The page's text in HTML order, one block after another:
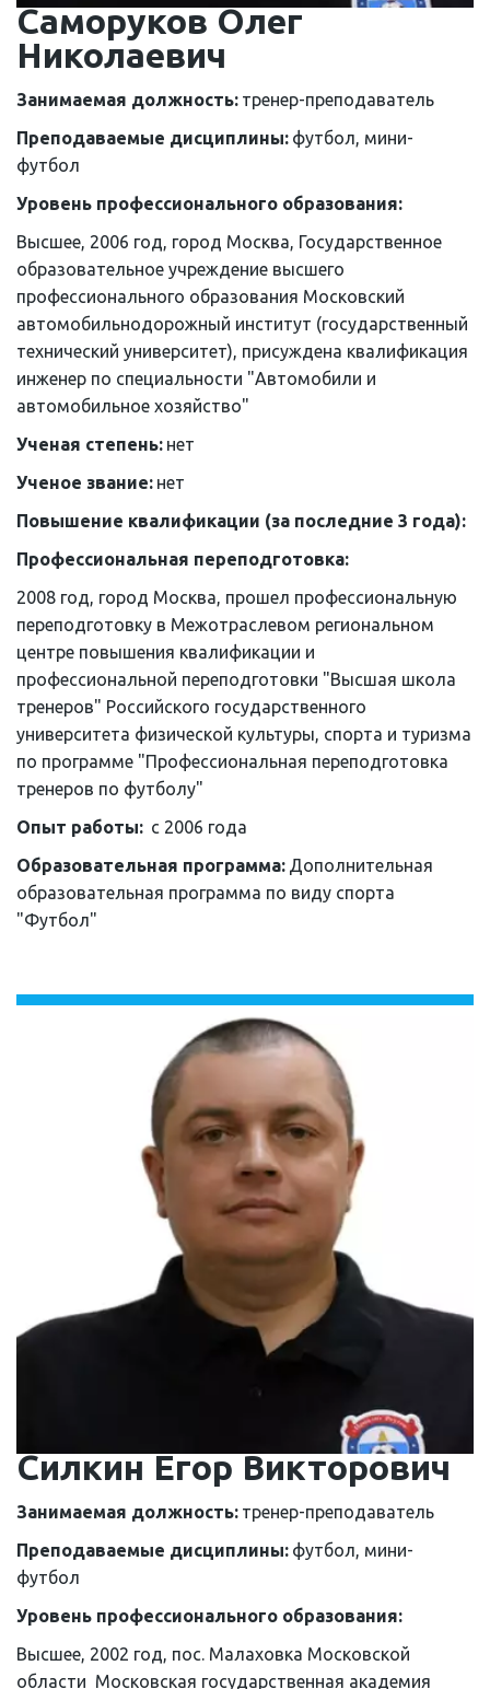
Саморуков Олег
Николаевич
Занимаемая должность: тренер-преподаватель
Преподаваемые дисциплины: футбол, мини-
футбол
Уровень профессионального образования:
Высшее, 2006 год, город Москва, Государственное
образовательное учреждение высшего
профессионального образования Московский
автомобильнодорожный институт (государственный
технический университет), присуждена квалификация
инженер по специальности "Автомобили и
автомобильное хозяйство"
Ученая степень: нет
Ученое звание: нет
Повышение квалификации (за последние 3 года):
Профессиональная переподготовка:
2008 год, город Москва, прошел профессиональную
переподготовку в Межотраслевом региональном
центре повышения квалификации и
профессиональной переподготовки "Высшая школа
тренеров" Российского государственного
университета физической культуры, спорта и туризма
по программе "Профессиональная переподготовка
тренеров по футболу"
Опыт работы: с 2006 года
Образовательная программа: Дополнительная
образовательная программа по виду спорта
"Футбол"
Силкин Егор Викторович
Занимаемая должность: тренер-преподаватель
Преподаваемые дисциплины: футбол, мини-
футбол
Уровень профессионального образования:
Высшее, 2002 год, пос. Малаховка Московской
области  Московская государственная академия